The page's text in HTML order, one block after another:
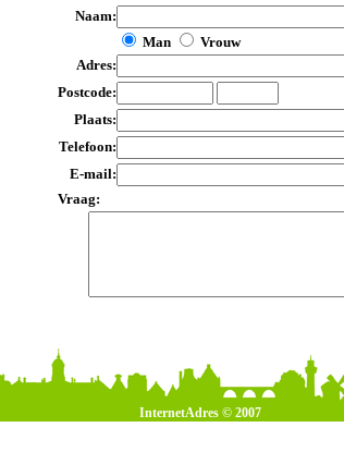
Naam:
Man
Vrouw
Adres:
Postcode:
Plaats:
Telefoon:
E-mail:
Vraag:
InternetAdres © 2007